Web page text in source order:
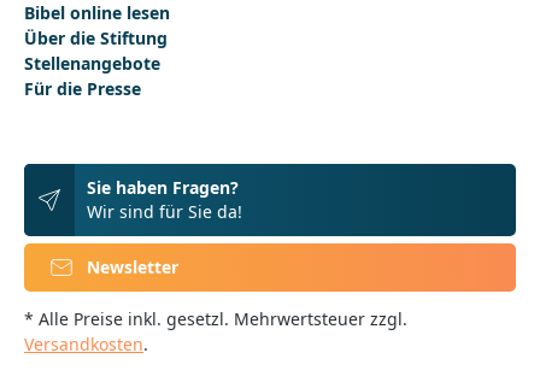
Bibel online lesen
Über die Stiftung
Stellenangebote
Für die Presse
Sie haben Fragen?
Wir sind für Sie da!
Newsletter
* Alle Preise inkl. gesetzl. Mehrwertsteuer zzgl.
Versandkosten.